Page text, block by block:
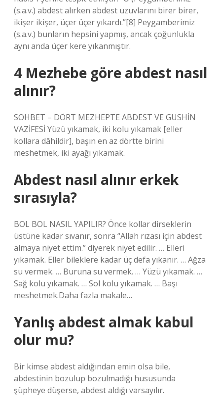
(s.a.v.) abdest alırken abdest uzuvlarını birer birer,
ikişer ikişer, üçer üçer yıkardı.”[8] Peygamberimiz
(s.a.v.) bunların hepsini yapmış, ancak çoğunlukla
aynı anda üçer kere yıkanmıştır.
4 Mezhebe göre abdest nasıl
alınır?
SOHBET – DÖRT MEZHEPTE ABDEST VE GUSHİN
VAZİFESİ Yüzü yıkamak, iki kolu yıkamak [eller
kollara dâhildir], başın en az dörtte birini
meshetmek, iki ayağı yıkamak.
Abdest nasıl alınır erkek
sırasıyla?
BOL BOL NASIL YAPILIR? Önce kollar dirseklerin
üstüne kadar sıvanır, sonra “Allah rızası için abdest
almaya niyet ettim.” diyerek niyet edilir. … Elleri
yıkamak. Eller bileklere kadar üç defa yıkanır. … Ağza
su vermek. … Buruna su vermek. … Yüzü yıkamak. …
Sağ kolu yıkamak. … Sol kolu yıkamak. … Başı
meshetmek.Daha fazla makale…
Yanlış abdest almak kabul
olur mu?
Bir kimse abdest aldığından emin olsa bile,
abdestinin bozulup bozulmadığı hususunda
şüpheye düşerse, abdest aldığı varsayılır.